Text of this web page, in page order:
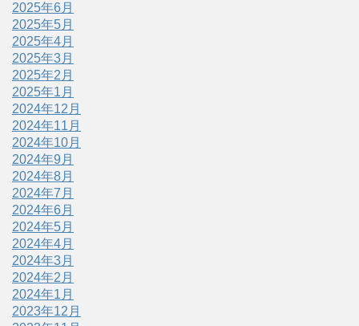
2025年6月
2025年5月
2025年4月
2025年3月
2025年2月
2025年1月
2024年12月
2024年11月
2024年10月
2024年9月
2024年8月
2024年7月
2024年6月
2024年5月
2024年4月
2024年3月
2024年2月
2024年1月
2023年12月